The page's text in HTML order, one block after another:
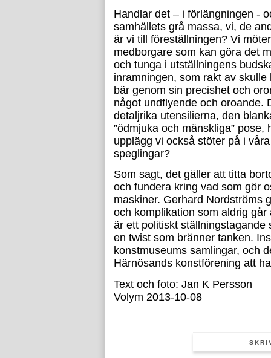
Handlar det – i förlängningen -
samhällets grå massa, vi, de
är vi till föreställningen? Vi
medborgare som kan göra det
och tunga i utställningens
inramningen, som rakt av
bär genom sin precishet och
något undflyende och oroande.
detaljrika utensilierna, den
”ödmjuka och mänskliga”
upplägg vi också stöter på i
speglingar?
Som sagt, det gäller att titta
och fundera kring vad som gör
maskiner. Gerhard Nordströms
och komplikation som aldrig
är ett politiskt
en twist som bränner tanken.
konstmuseums samlingar, och
Härnösands konstförening att
Text och foto: Jan K Persson
Volym 2013-10-08